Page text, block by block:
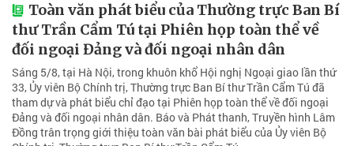
Toàn văn phát biểu của Thường trực Ban Bí
thư Trần Cẩm Tú tại Phiên họp toàn thể về
đối ngoại Đảng và đối ngoại nhân dân
Sáng 5/8, tại Hà Nội, trong khuôn khổ Hội nghị Ngoại giao lần thứ
33, Ủy viên Bộ Chính trị, Thường trực Ban Bí thư Trần Cẩm Tú đã
tham dự và phát biểu chỉ đạo tại Phiên họp toàn thể về đối ngoại
Đảng và đối ngoại nhân dân. Báo và Phát thanh, Truyền hình Lâm
Đồng trân trọng giới thiệu toàn văn bài phát biểu của Ủy viên Bộ